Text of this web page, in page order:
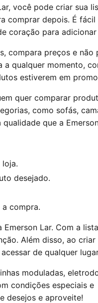
você pode criar sua
comprar depois. É fácil
coração para adicionar
compara preços e não
a qualquer momento,
estiverem em
quer comparar
como sofás,
que a
desejado.
compra.
Lar. Com a
Além disso, ao criar
de qualquer
moduladas,
condições especiais e
desejos e aproveite!